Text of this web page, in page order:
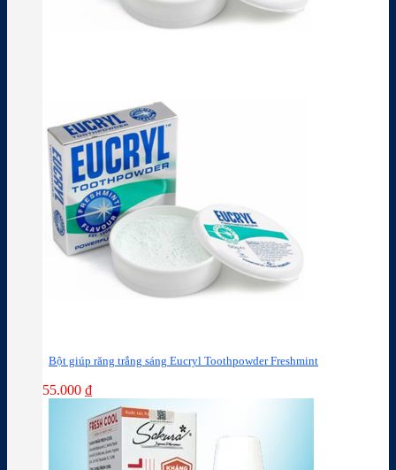
Bột giúp răng trắng sáng Eucryl Toothpowder Freshmint
55.000 ₫